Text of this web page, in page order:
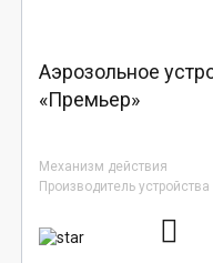
Аэрозольное
«Премьер»
Механизм действия
Производитель устройства